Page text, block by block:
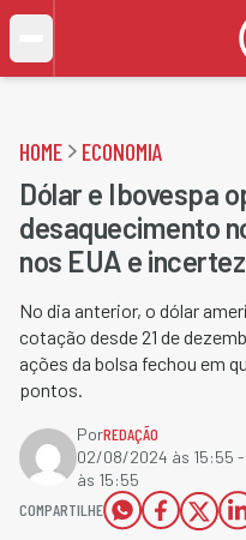
HOME ECONOMIA
Dólar e Ibovespa
desaquecimento
nos EUA e
No dia anterior, o dólar
cotação desde 21 de
ações da bolsa fechou em
pontos.
PorREDAÇÃO
02/08/2024 às 15:55
às 15:55
COMPARTILHE